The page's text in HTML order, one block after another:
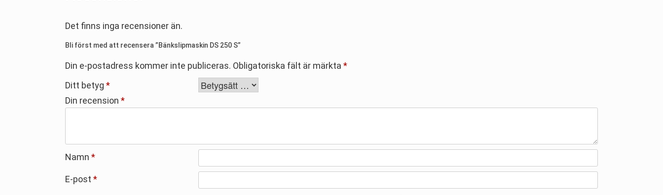
Det finns inga recensioner än.
Bli först med att recensera ”Bänkslipmaskin DS 250 S”
Din e-postadress kommer inte publiceras. Obligatoriska fält är märkta *
Ditt betyg *
Din recension *
Namn *
E-post *